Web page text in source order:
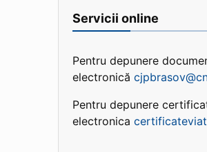
Servicii online
Pentru depunere
electronică
Pentru depunere
electronica